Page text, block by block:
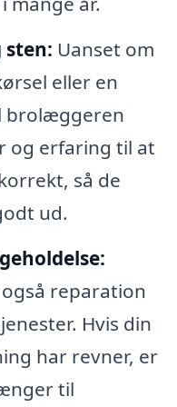
Uanset om
eller en
brolæggeren
og erfaring til at
så de
ud.
reparation
Hvis din
har revner, er
til